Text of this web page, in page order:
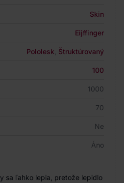
Skin
Eijffinger
Pololesk Štruktúrovaný
100
1000
70
Ne
Áno
sa ľahko lepia, pretože lepidlo